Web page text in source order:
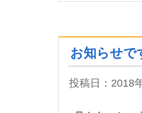
お知らせで
投稿日：2018